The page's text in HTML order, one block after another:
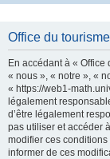
Office du
En accédant à «
« nous », « notre », «
« https://web1-
légalement
d’être légalement
pas utiliser et accéder
modifier ces
informer de ces